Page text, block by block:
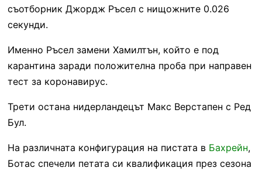
съотборник Джордж Ръсел с нищожните 0.026
секунди.
Именно Ръсел замени Хамилтън, който е под
карантина заради положителна проба при направен
тест за коронавирус.
Трети остана нидерландецът Макс Верстапен с Ред
Бул.
На различната конфигурация на пистата в Бахрейн,
Ботас спечели петата си квалификация през сезона